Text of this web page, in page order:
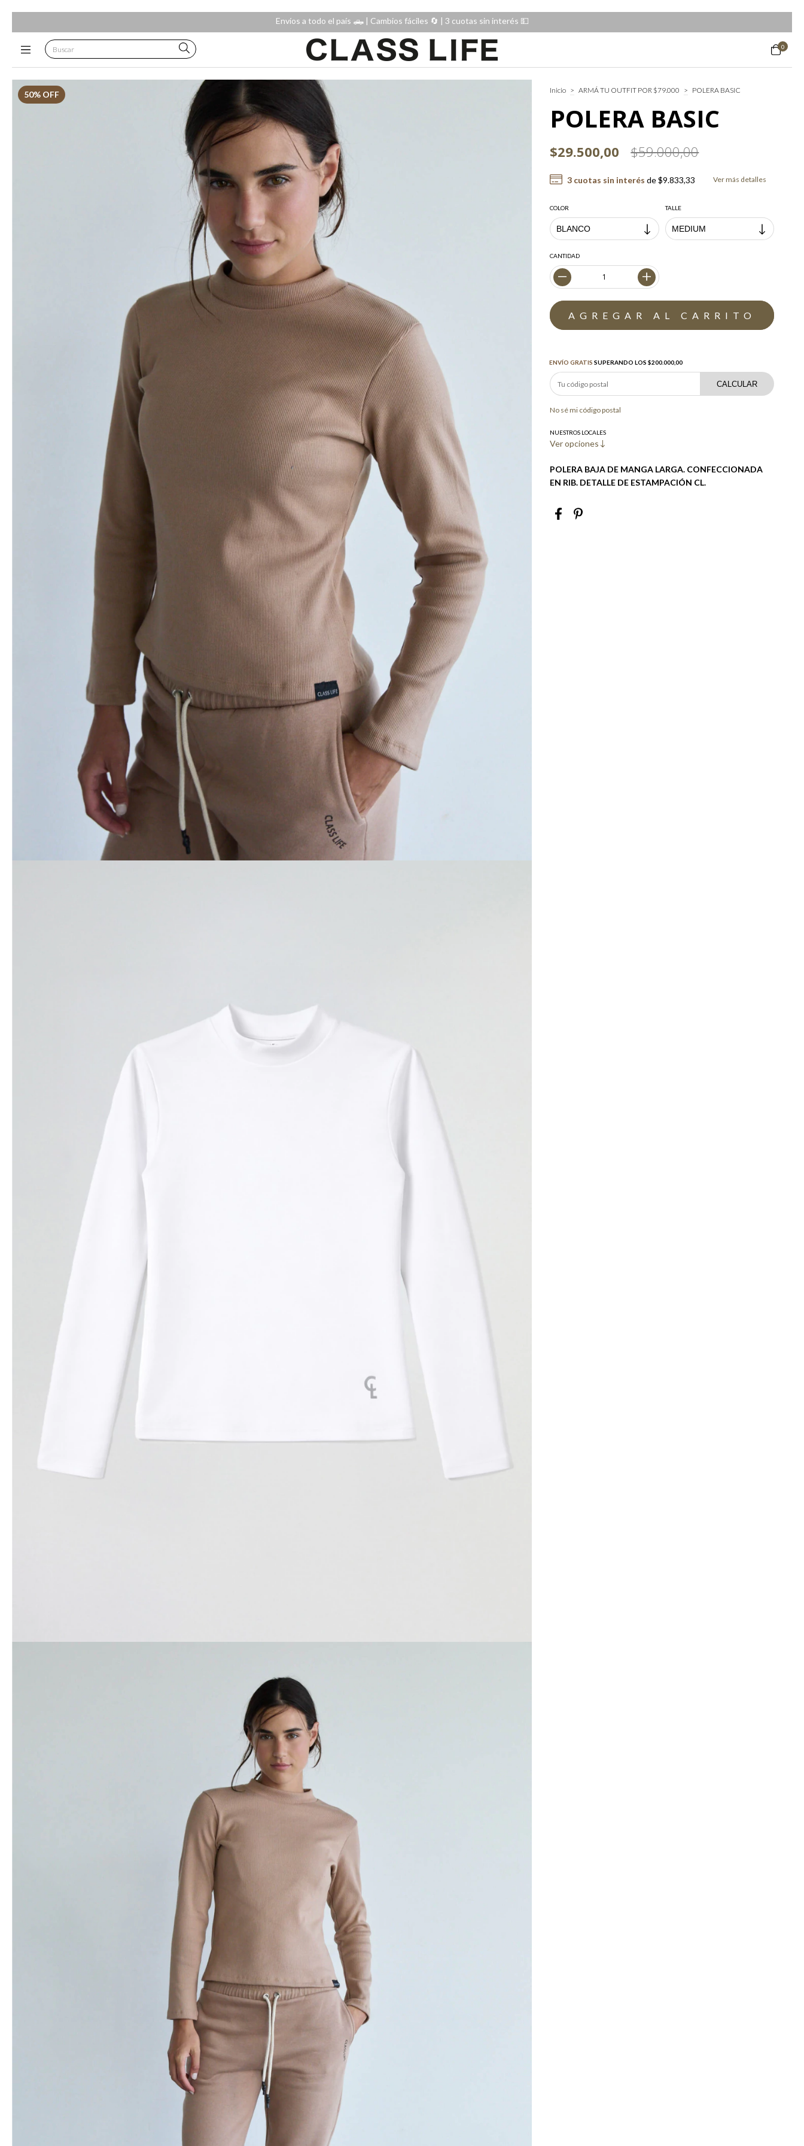
Envíos a todo el país 🛻 | Cambios fáciles 🔄️ | 3 cuotas sin interés 💵
0
50% OFF Inicio > ARMÁ TU OUTFIT POR $79.000 > POLERA BASIC
POLERA BASIC
$29.500,00 $59.000,00
3 cuotas sin interés de$9.833,33 Ver más detalles
COLOR TALLE
CANTIDAD
ENVÍO GRATIS SUPERANDO LOS$200.000,00
CALCULAR
No sé mi código postal
NUESTROS LOCALES
Ver opciones
POLERA BAJA DE MANGA LARGA. CONFECCIONADA
EN RIB. DETALLE DE ESTAMPACIÓN CL.